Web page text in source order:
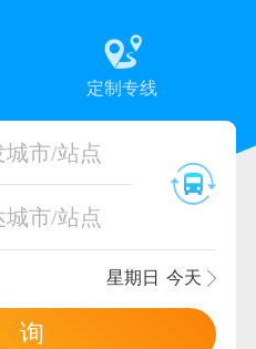
定制专线
市/站点
市/站点
星期日 今天
询